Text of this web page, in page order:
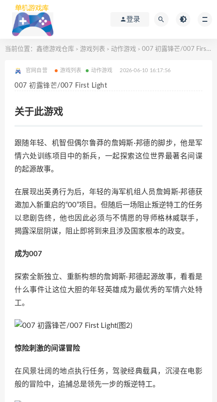
登录
当前位置： 鑫德游戏仓库 > 游戏列表 > 动作游戏 > 007 初露锋芒/007 First Light
官网自营 游戏列表 动作游戏 2026-06-10 16:17:56
007 初露锋芒/007 First Light
关于此游戏
跟随年轻、机智但偶尔鲁莽的詹姆斯·邦德的脚步，他是军
情六处训练项目中的新兵，一起探索这位世界最著名间谍
的起源故事。
在展现出英勇行为后，年轻的海军机组人员詹姆斯·邦德获
邀加入新重启的“00”项目。但随后一场阻止叛逆特工的任务
以悲剧告终，他也因此必须与不情愿的导师格林威联手，
揭露深层阴谋，阻止即将到来且涉及国家根本的政变。
成为007
探索全新独立、重新构想的詹姆斯·邦德起源故事，看看是
什么事件让这位大胆的年轻英雄成为最优秀的军情六处特
工。
惊险刺激的间谍冒险
在风景壮阔的地点执行任务，驾驶经典载具，沉浸在电影
般的冒险中，追捕总是领先一步的叛逆特工。